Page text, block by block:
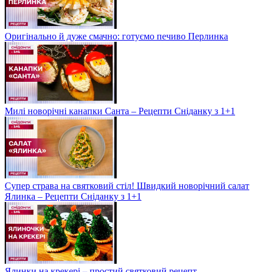
Оригінально й дуже смачно: готуємо печиво Перлинка
Милі новорічні канапки Санта – Рецепти Сніданку з 1+1
Супер страва на святковий стіл! Швидкий новорічний салат
Ялинка – Рецепти Сніданку з 1+1